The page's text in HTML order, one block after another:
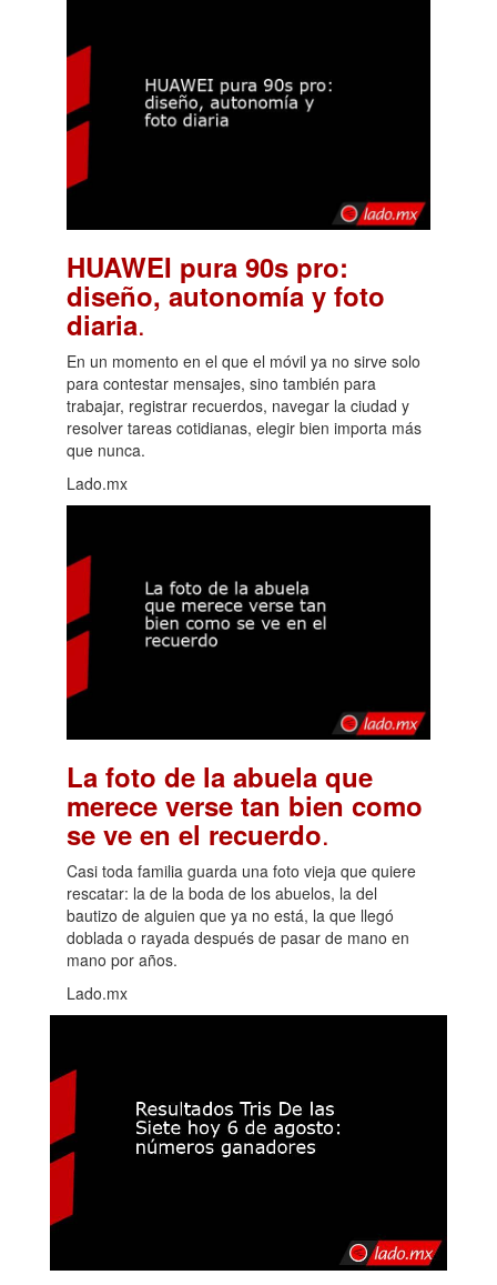
HUAWEI pura 90s pro:
diseño, autonomía y foto
diaria.
En un momento en el que el móvil ya no sirve solo
para contestar mensajes, sino también para
trabajar, registrar recuerdos, navegar la ciudad y
resolver tareas cotidianas, elegir bien importa más
que nunca.
Lado.mx
La foto de la abuela que
merece verse tan bien como
se ve en el recuerdo.
Casi toda familia guarda una foto vieja que quiere
rescatar: la de la boda de los abuelos, la del
bautizo de alguien que ya no está, la que llegó
doblada o rayada después de pasar de mano en
mano por años.
Lado.mx